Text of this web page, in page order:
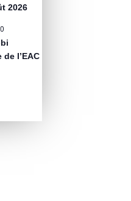
2026
l’EAC